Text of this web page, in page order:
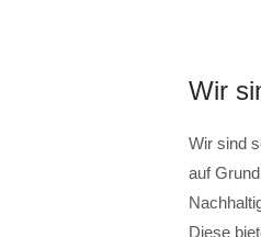
Wir
Wir sind
auf
Diese